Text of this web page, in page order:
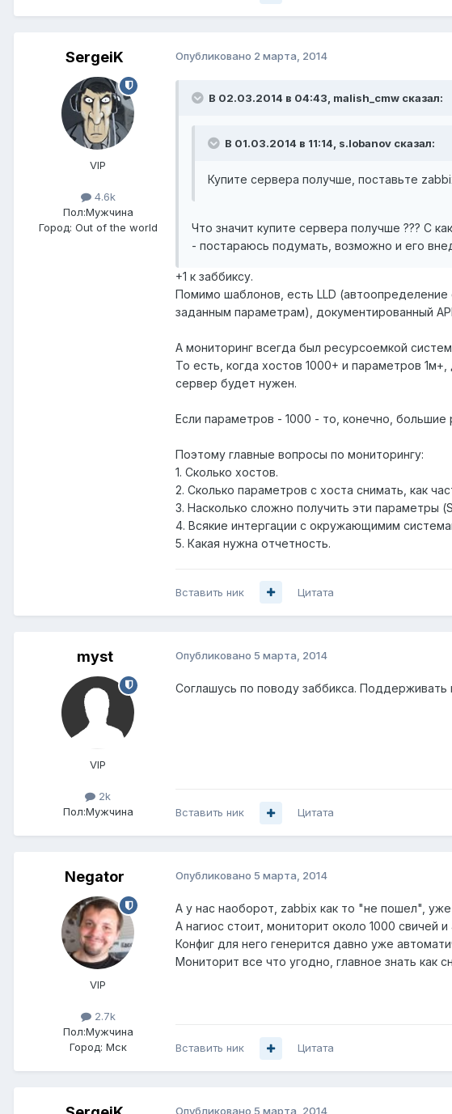
SergeiK
VIP
4.6k
Пол:Мужчина
Город: Out of the world
Опубликовано 2 марта, 2014
В 02.03.2014 в 04:43, malish_cmw сказал:
В 01.03.2014 в 11:14, s.lobanov сказал:
Купите сервера получше, поставьте
Что значит купите сервера получше ??? С
- постараюсь подумать, возможно и его
+1 к заббиксу.
Помимо шаблонов, есть LLD
заданным параметрам), документированный
А мониторинг всегда был ресурсоемкой
То есть, когда хостов 1000+ и параметров
сервер будет нужен.
Если параметров - 1000 - то, конечно,
Поэтому главные вопросы по мониторингу:
1. Сколько хостов.
2. Сколько параметров с хоста снимать, как
3. Насколько сложно получить эти параметры
4. Всякие интергации с окружающимим
5. Какая нужна отчетность.
Вставить ник Цитата
myst
VIP
2k
Пол:Мужчина
Опубликовано 5 марта, 2014
Соглашусь по поводу заббикса. Поддерживать
Вставить ник Цитата
Negator
VIP
2.7k
Пол:Мужчина
Город: Мск
Опубликовано 5 марта, 2014
А у нас наоборот, zabbix как то "не пошел",
А нагиос стоит, мониторит около 1000 свичей
Конфиг для него генерится давно уже
Мониторит все что угодно, главное знать как
Вставить ник Цитата
Опубликовано 5 марта, 2014